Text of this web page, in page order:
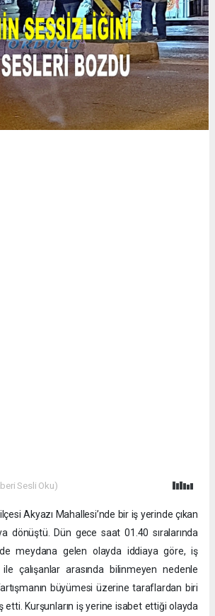
Sesli Oku)
Akyazı Mahallesi’nde bir iş yerinde çıkan
dönüştü. Dün gece saat 01.40 sıralarında
meydana gelen olayda iddiaya göre, iş
çalışanlar arasında bilinmeyen nedenle
büyümesi üzerine taraflardan biri
etti. Kurşunların iş yerine isabet ettiği olayda